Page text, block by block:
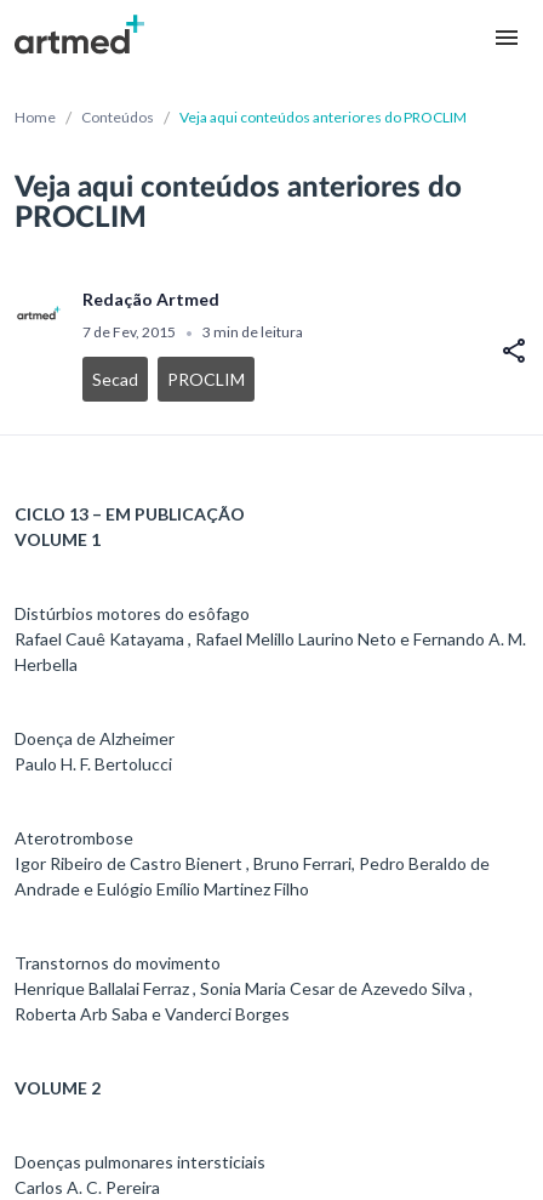
Home / Conteúdos / Veja aqui conteúdos anteriores do PROCLIM
Veja aqui conteúdos anteriores do
PROCLIM
Redação Artmed
7 de Fev, 2015 • 3 min de leitura
Secad PROCLIM
CICLO 13 – EM PUBLICAÇÃO
VOLUME 1
Distúrbios motores do esôfago
Rafael Cauê Katayama , Rafael Melillo Laurino Neto e Fernando A. M.
Herbella
Doença de Alzheimer
Paulo H. F. Bertolucci
Aterotrombose
Igor Ribeiro de Castro Bienert , Bruno Ferrari, Pedro Beraldo de
Andrade e Eulógio Emílio Martinez Filho
Transtornos do movimento
Henrique Ballalai Ferraz , Sonia Maria Cesar de Azevedo Silva ,
Roberta Arb Saba e Vanderci Borges
VOLUME 2
Doenças pulmonares intersticiais
Carlos A. C. Pereira